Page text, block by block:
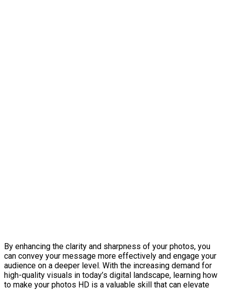
By enhancing the clarity and sharpness of your photos, you
can convey your message more effectively and engage your
audience on a deeper level. With the increasing demand for
high-quality visuals in today’s digital landscape, learning how
to make your photos HD is a valuable skill that can elevate